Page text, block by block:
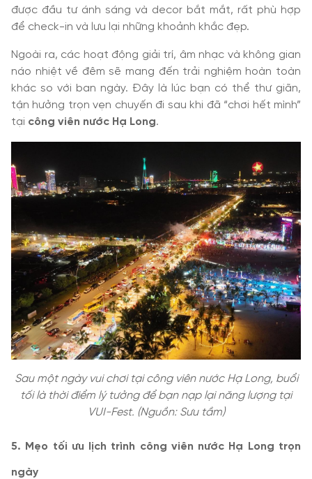
được đầu tư ánh sáng và decor bắt mắt, rất phù hợp
để check-in và lưu lại những khoảnh khắc đẹp.
Ngoài ra, các hoạt động giải trí, âm nhạc và không gian
náo nhiệt về đêm sẽ mang đến trải nghiệm hoàn toàn
khác so với ban ngày. Đây là lúc bạn có thể thư giãn,
tận hưởng trọn vẹn chuyến đi sau khi đã “chơi hết mình”
tại công viên nước Hạ Long.
Sau một ngày vui chơi tại công viên nước Hạ Long, buổi
tối là thời điểm lý tưởng để bạn nạp lại năng lượng tại
VUI-Fest. (Nguồn: Sưu tầm)
5. Mẹo tối ưu lịch trình công viên nước Hạ Long trọn
ngày